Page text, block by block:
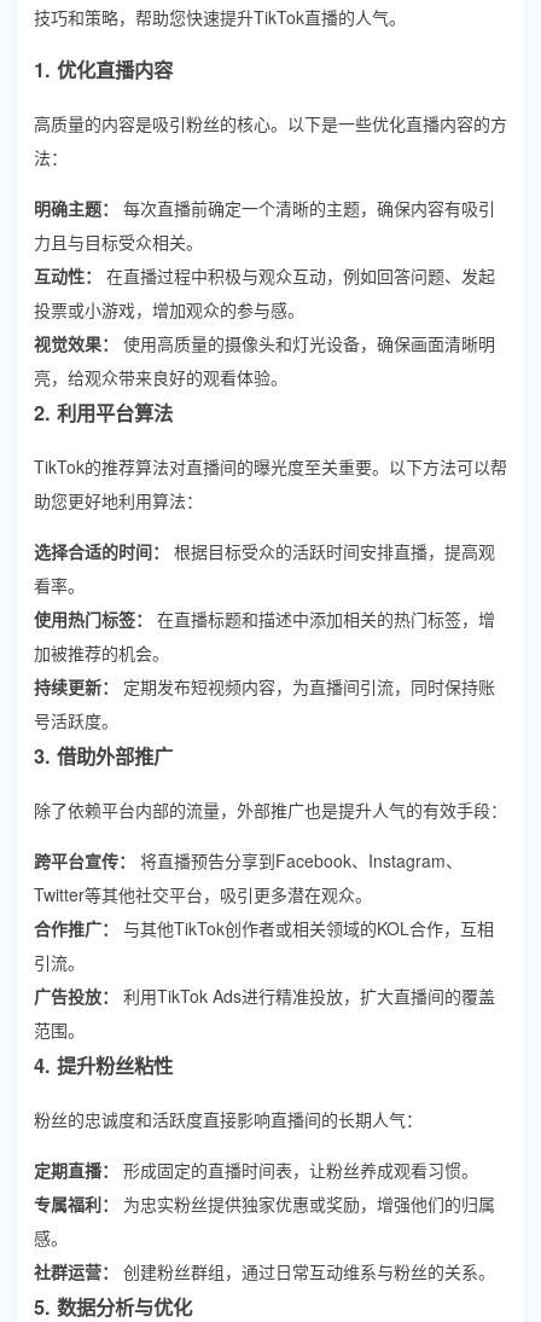
技巧和策略，帮助您快速提升TikTok直播的人气。
1. 优化直播内容
高质量的内容是吸引粉丝的核心。以下是一些优化直播内容的方
法：
明确主题：
每次直播前确定一个清晰的主题，确保内容有吸引
力且与目标受众相关。
互动性：
在直播过程中积极与观众互动，例如回答问题、发起
投票或小游戏，增加观众的参与感。
视觉效果：
使用高质量的摄像头和灯光设备，确保画面清晰明
亮，给观众带来良好的观看体验。
2. 利用平台算法
TikTok的推荐算法对直播间的曝光度至关重要。以下方法可以帮
助您更好地利用算法：
选择合适的时间：
根据目标受众的活跃时间安排直播，提高观
看率。
使用热门标签：
在直播标题和描述中添加相关的热门标签，增
加被推荐的机会。
持续更新：
定期发布短视频内容，为直播间引流，同时保持账
号活跃度。
3. 借助外部推广
除了依赖平台内部的流量，外部推广也是提升人气的有效手段：
跨平台宣传：
将直播预告分享到Facebook、Instagram、
Twitter等其他社交平台，吸引更多潜在观众。
合作推广：
与其他TikTok创作者或相关领域的KOL合作，互相
引流。
广告投放：
利用TikTok Ads进行精准投放，扩大直播间的覆盖
范围。
4. 提升粉丝粘性
粉丝的忠诚度和活跃度直接影响直播间的长期人气：
定期直播：
形成固定的直播时间表，让粉丝养成观看习惯。
专属福利：
为忠实粉丝提供独家优惠或奖励，增强他们的归属
感。
社群运营：
创建粉丝群组，通过日常互动维系与粉丝的关系。
5. 数据分析与优化